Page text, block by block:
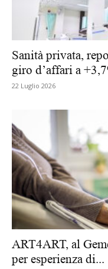
Sanità privata,
giro d’affari a
22 Luglio 2026
ART4ART, al
per esperienza di...